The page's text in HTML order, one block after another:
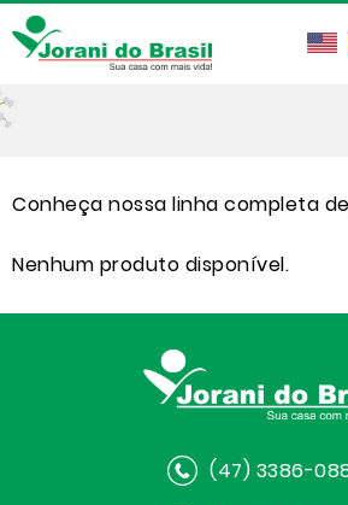
Conheça nossa linha completa
Nenhum produto disponível.
(47) 3386-